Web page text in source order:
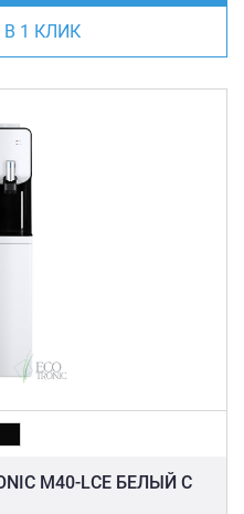
1 КЛИК
M40-LCE БЕЛЫЙ С